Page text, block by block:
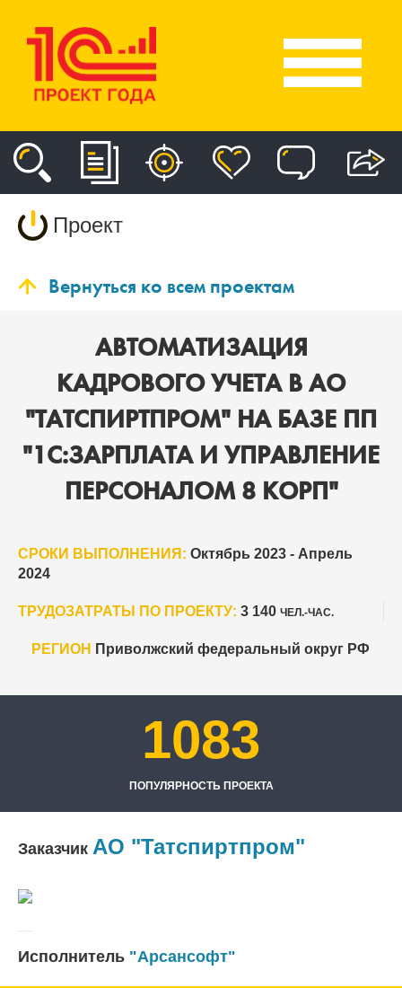
Проект
Вернуться ко всем проектам
АВТОМАТИЗАЦИЯ
КАДРОВОГО УЧЕТА В АО
"ТАТСПИРТПРОМ" НА БАЗЕ ПП
"1С:ЗАРПЛАТА И УПРАВЛЕНИЕ
ПЕРСОНАЛОМ 8 КОРП"
СРОКИ ВЫПОЛНЕНИЯ: Октябрь 2023 - Апрель
2024
ТРУДОЗАТРАТЫ ПО ПРОЕКТУ: 3 140 ЧЕЛ.-ЧАС.
РЕГИОН Приволжский федеральный округ РФ
1083
ПОПУЛЯРНОСТЬ ПРОЕКТА
Заказчик АО "Татспиртпром"
Исполнитель "Арсансофт"